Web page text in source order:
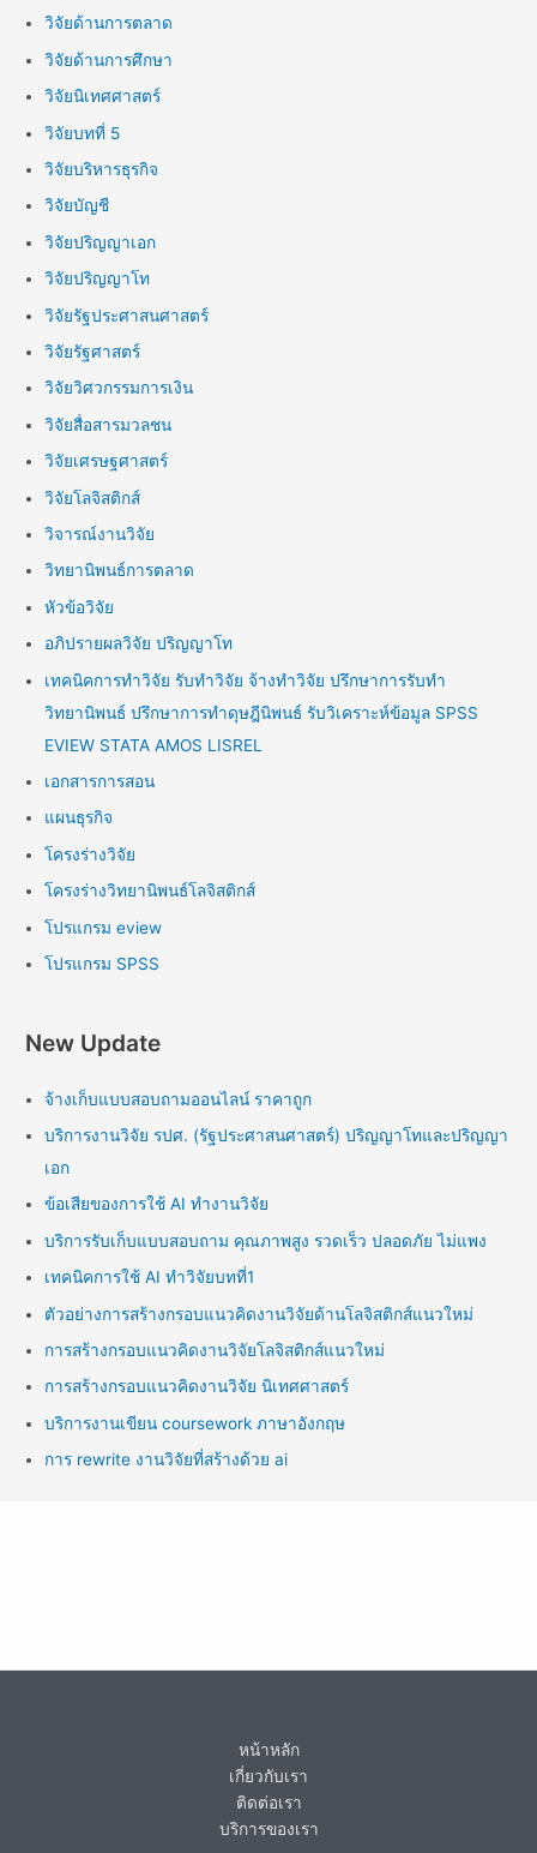
วิจัยด้านการตลาด
วิจัยด้านการศึกษา
วิจัยนิเทศศาสตร์
วิจัยบทที่ 5
วิจัยบริหารธุรกิจ
วิจัยบัญชี
วิจัยปริญญาเอก
วิจัยปริญญาโท
วิจัยรัฐประศาสนศาสตร์
วิจัยรัฐศาสตร์
วิจัยวิศวกรรมการเงิน
วิจัยสื่อสารมวลชน
วิจัยเศรษฐศาสตร์
วิจัยโลจิสติกส์
วิจารณ์งานวิจัย
วิทยานิพนธ์การตลาด
หัวข้อวิจัย
อภิปรายผลวิจัย ปริญญาโท
เทคนิคการทำวิจัย รับทำวิจัย จ้างทำวิจัย ปรึกษาการรับทำ
วิทยานิพนธ์ ปรึกษาการทำดุษฎีนิพนธ์ รับวิเคราะห์ข้อมูล SPSS
EVIEW STATA AMOS LISREL
เอกสารการสอน
แผนธุรกิจ
โครงร่างวิจัย
โครงร่างวิทยานิพนธ์โลจิสติกส์
โปรแกรม eview
โปรแกรม SPSS
New Update
จ้างเก็บแบบสอบถามออนไลน์ ราคาถูก
บริการงานวิจัย รปศ. (รัฐประศาสนศาสตร์) ปริญญาโทและปริญญา
เอก
ข้อเสียของการใช้ AI ทำงานวิจัย
บริการรับเก็บแบบสอบถาม คุณภาพสูง รวดเร็ว ปลอดภัย ไม่แพง
เทคนิคการใช้ AI ทำวิจัยบทที่1
ตัวอย่างการสร้างกรอบแนวคิดงานวิจัยด้านโลจิสติกส์แนวใหม่
การสร้างกรอบแนวคิดงานวิจัยโลจิสติกส์แนวใหม่
การสร้างกรอบแนวคิดงานวิจัย นิเทศศาสตร์
บริการงานเขียน coursework ภาษาอังกฤษ
การ rewrite งานวิจัยที่สร้างด้วย ai
หน้าหลัก
เกี่ยวกับเรา
ติดต่อเรา
บริการของเรา